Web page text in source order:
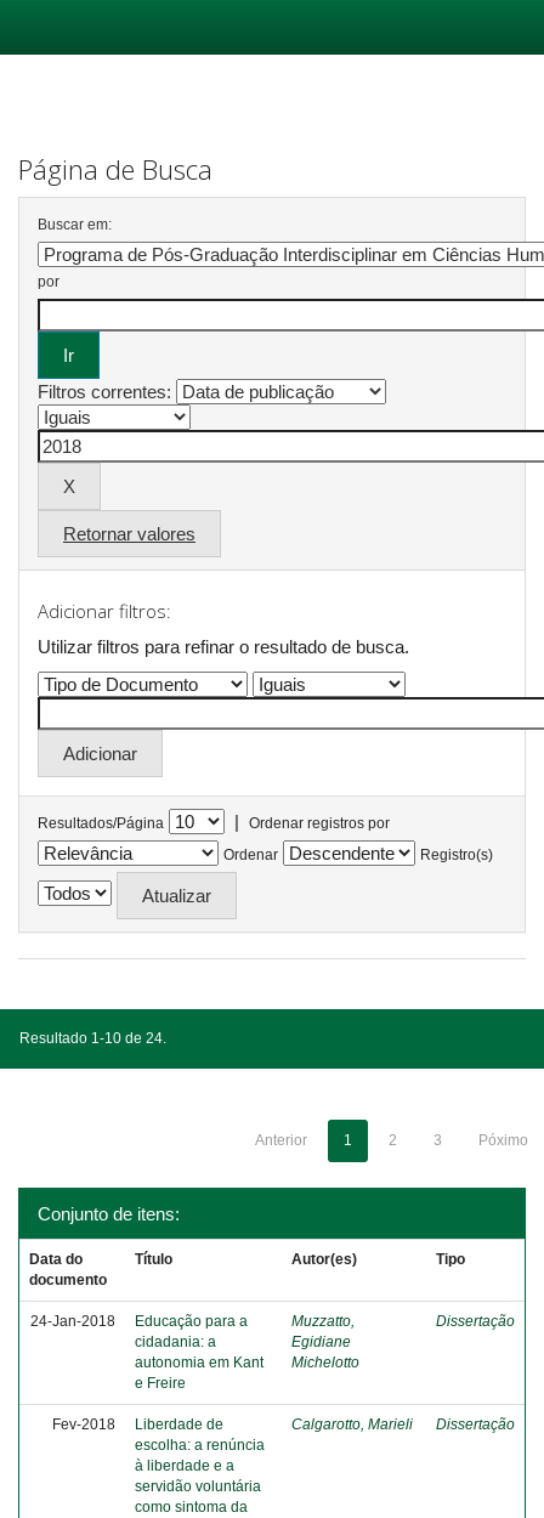
Página de Busca
Buscar em:
por
Filtros correntes:
Retornar valores
Adicionar filtros:
Utilizar filtros para refinar o resultado de busca.
Resultados/Página |
Ordenar registros por
Ordenar
Registro(s)
Resultado 1-10 de 24.
Anterior 1 2 3 Póximo
Conjunto de itens:
Data do
documento
Título Autor(es) Tipo
24-Jan-2018
Educação para a
cidadania: a
autonomia em Kant
e Freire
Muzzatto,
Egidiane
Michelotto
Dissertação
Fev-2018
Liberdade de
escolha: a renúncia
à liberdade e a
servidão voluntária
como sintoma da
Calgarotto, Marieli Dissertação